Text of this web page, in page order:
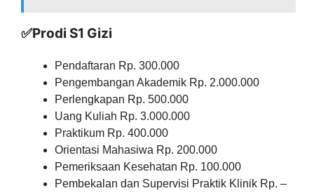
✅Prodi S1 Gizi
Pendaftaran Rp. 300.000
Pengembangan Akademik Rp. 2.000.000
Perlengkapan Rp. 500.000
Uang Kuliah Rp. 3.000.000
Praktikum Rp. 400.000
Orientasi Mahasiwa Rp. 200.000
Pemeriksaan Kesehatan Rp. 100.000
Pembekalan dan Supervisi Praktik Klinik Rp. –